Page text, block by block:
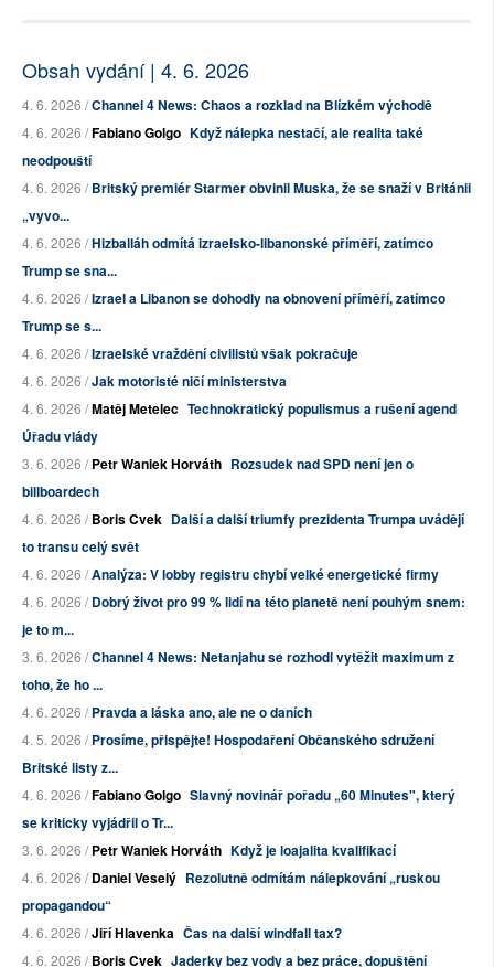
Obsah vydání | 4. 6. 2026
4. 6. 2026 /Channel 4 News: Chaos a rozklad na Blízkém východě
4. 6. 2026 /Fabiano Golgo Když nálepka nestačí, ale realita také
neodpouští
4. 6. 2026 /Britský premiér Starmer obvinil Muska, že se snaží v Británii
„vyvo...
4. 6. 2026 /Hizballáh odmítá izraelsko-libanonské příměří, zatímco
Trump se sna...
4. 6. 2026 /Izrael a Libanon se dohodly na obnovení příměří, zatímco
Trump se s...
4. 6. 2026 /Izraelské vraždění civilistů však pokračuje
4. 6. 2026 /Jak motoristé ničí ministerstva
4. 6. 2026 /Matěj Metelec Technokratický populismus a rušení agend
Úřadu vlády
3. 6. 2026 /Petr Waniek Horváth Rozsudek nad SPD není jen o
billboardech
4. 6. 2026 /Boris Cvek Další a další triumfy prezidenta Trumpa uvádějí
to transu celý svět
4. 6. 2026 /Analýza: V lobby registru chybí velké energetické firmy
4. 6. 2026 /Dobrý život pro 99 % lidí na této planetě není pouhým snem:
je to m...
3. 6. 2026 /Channel 4 News: Netanjahu se rozhodl vytěžit maximum z
toho, že ho ...
4. 6. 2026 /Pravda a láska ano, ale ne o daních
4. 5. 2026 /Prosíme, přispějte! Hospodaření Občanského sdružení
Britské listy z...
4. 6. 2026 /Fabiano Golgo Slavný novinář pořadu „60 Minutes", který
se kriticky vyjádřil o Tr...
3. 6. 2026 /Petr Waniek Horváth Když je loajalita kvalifikací
4. 6. 2026 /Daniel Veselý Rezolutně odmítám nálepkování „ruskou
propagandou“
4. 6. 2026 /Jiří Hlavenka Čas na další windfall tax?
4. 6. 2026 /Boris Cvek Jaderky bez vody a bez práce, dopuštění